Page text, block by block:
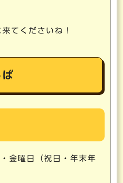
てくださいね！
金曜日（祝日・年末年